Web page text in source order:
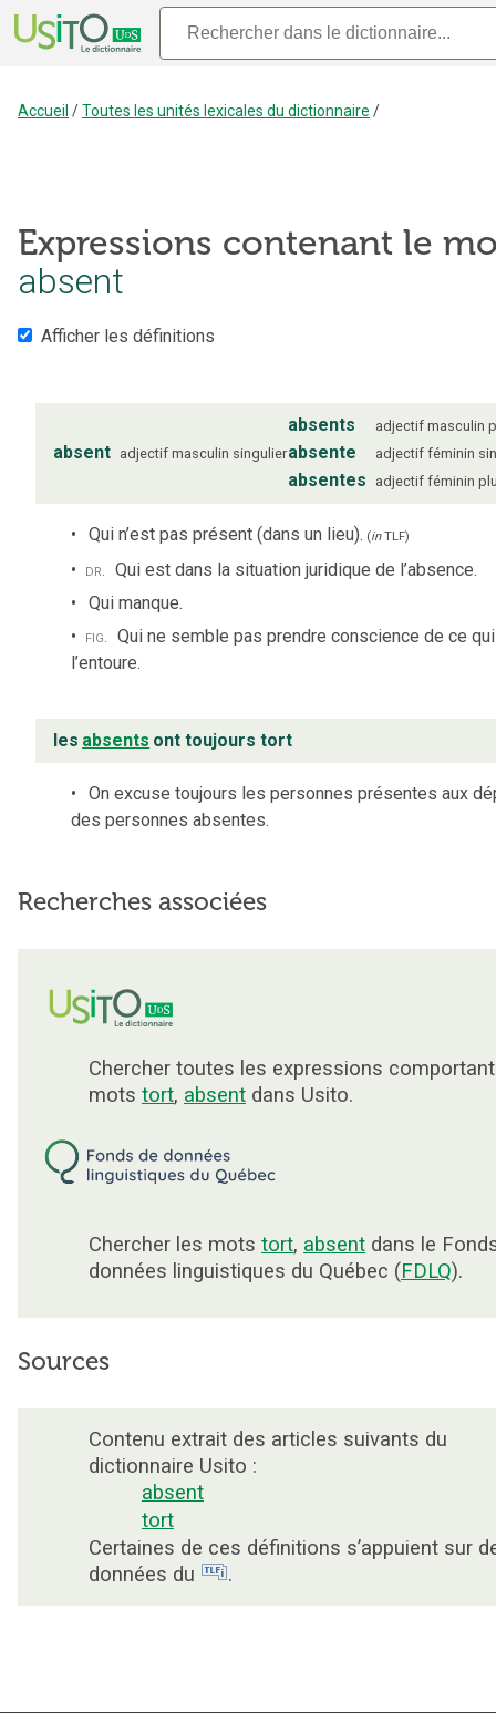
Accueil /Toutes les unités lexicales du dictionnaire /
Expressions contenant le
absent
Afficher les définitions
absent adjectif masculin singulier
absents adjectif masculin
absente adjectif féminin
absentes adjectif féminin
Qui n’est pas présent (dans un lieu). (inTLF)
dr. Qui est dans la situation juridique de l’absence.
Qui manque.
fig. Qui ne semble pas prendre conscience de ce qui
l’entoure.
les absents ont toujours tort
On excuse toujours les personnes présentes aux
des personnes absentes.
Recherches associées
Chercher toutes les expressions
mots tort, absent dans Usito.
Chercher les mots tort, absent dans le
données linguistiques du Québec (FDLQ).
Sources
Contenu extrait des articles suivants du
dictionnaire Usito :
absent
tort
Certaines de ces définitions s’appuient sur
données du
.